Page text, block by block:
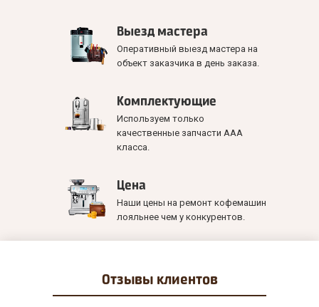
Выезд мастера
Оперативный выезд мастера на
объект заказчика в день заказа.
Комплектующие
Используем только
качественные запчасти ААА
класса.
Цена
Наши цены на ремонт кофемашин
лояльнее чем у конкурентов.
Отзывы клиентов